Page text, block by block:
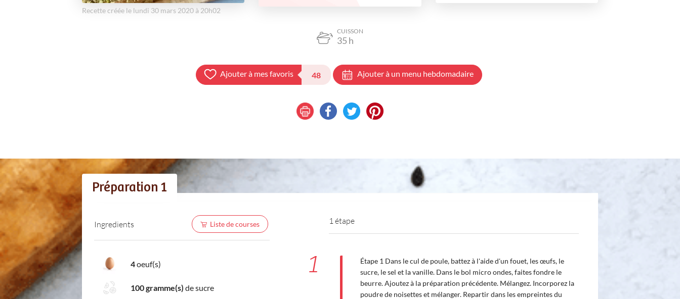
Recette créée le lundi 30 mars 2020 à 20h02
CUISSON
35 h
Ajouter à mes favoris 48 Ajouter à un menu hebdomadaire
Préparation 1
Ingredients Liste de courses
4oeuf(s)
100 gramme(s) de sucre
1 étape
1
Étape 1 Dans le cul de poule, battez à l'aide d'un fouet, les œufs, le
sucre, le sel et la vanille. Dans le bol micro ondes, faites fondre le
beurre. Ajoutez à la préparation précédente. Mélangez. Incorporez la
poudre de noisettes et mélanger. Repartir dans les empreintes du